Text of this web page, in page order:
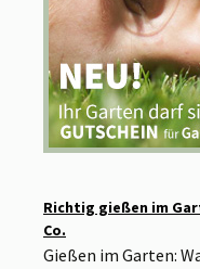
Richtig gießen im
Co.
Gießen im Garten: